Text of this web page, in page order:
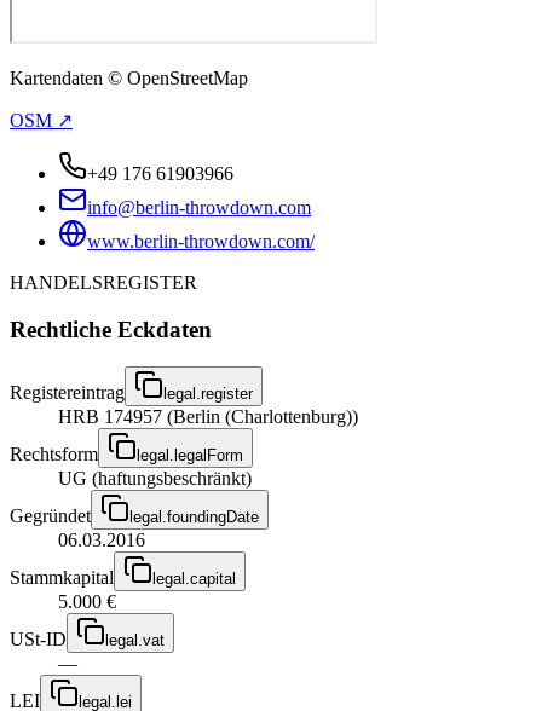
Kartendaten © OpenStreetMap
OSM ↗
+49 176 61903966
info@berlin-throwdown.com
www.berlin-throwdown.com/
HANDELSREGISTER
Rechtliche Eckdaten
Registereintrag legal.register
HRB 174957 (Berlin (Charlottenburg))
Rechtsform
legal.legalForm
UG (haftungsbeschränkt)
Gegründet
legal.foundingDate
06.03.2016
Stammkapital
legal.capital
5.000 €
USt-ID
legal.vat
—
LEI
legal.lei